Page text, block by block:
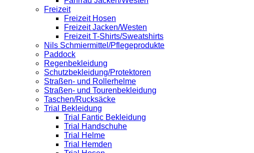
Freizeit
Freizeit Hosen
Freizeit Jacken/Westen
Freizeit T-Shirts/Sweatshirts
Nils Schmiermittel/Pflegeprodukte
Paddock
Regenbekleidung
Schutzbekleidung/Protektoren
Straßen- und Rollerhelme
Straßen- und Tourenbekleidung
Taschen/Rucksäcke
Trial Bekleidung
Trial Fantic Bekleidung
Trial Handschuhe
Trial Helme
Trial Hemden